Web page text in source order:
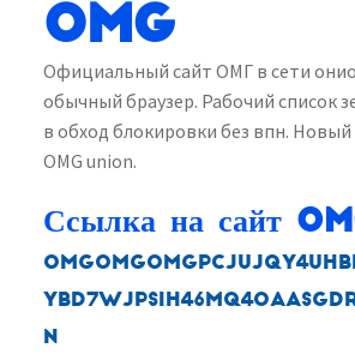
OMG
Официальный сайт ОМГ в сети
обычный браузер. Рабочий список
в обход блокировки без впн.
OMG union.
Ссылка на сайт
n